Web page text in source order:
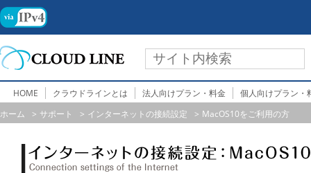
HOME クラウドラインとは 法人向けプラン・料金
個人向けプラン・
ホーム
サポート インターネットの接続設定 MacOS10をご利用の方